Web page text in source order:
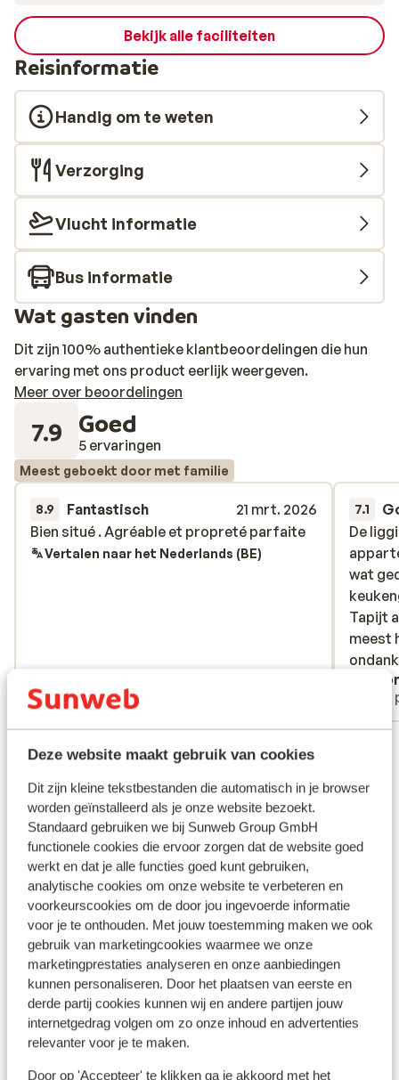
Deze website maakt gebruik van cookies
Dit zijn kleine tekstbestanden die automatisch in je browser
worden geïnstalleerd als je onze website bezoekt.
Standaard gebruiken we bij Sunweb Group GmbH
functionele cookies die ervoor zorgen dat de website goed
werkt en dat je alle functies goed kunt gebruiken,
analytische cookies om onze website te verbeteren en
voorkeurscookies om de door jou ingevoerde informatie
voor je te onthouden. Met jouw toestemming maken we ook
gebruik van marketingcookies waarmee we onze
marketingprestaties analyseren en onze aanbiedingen
kunnen personaliseren. Door het plaatsen van eerste en
derde partij cookies kunnen wij en andere partijen jouw
internetgedrag volgen om zo onze inhoud en advertenties
relevanter voor je te maken.
Door op 'Accepteer' te klikken ga je akkoord met het
Bekijk alle faciliteiten
Reisinformatie
Handig om te weten
Verzorging
Vlucht informatie
Bus informatie
Wat gasten vinden
Dit zijn 100% authentieke klantbeoordelingen die hun
ervaring met ons product eerlijk weergeven.
Meer over beoordelingen
7.9 Goed
5 ervaringen
Meest geboekt door met familie
8.9 Fantastisch
21 mrt. 2026
Bien situé . Agréable et propreté parfaite
Bien situé . Agréable et propreté parfaite
Vertalen naar het Nederlands (BE)
Met familie
7.1
De
wat
Tapijt
meest
De
wat
Tapijt
meest
Bekijk op kaart
Afstanden
Centrum: 200 m
Skipiste: 0 m
Direct aan de skipiste
Skilift: 50 m